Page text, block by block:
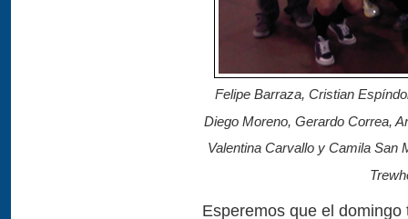
Felipe Barraza, Cristian
Diego Moreno, Gerardo Correa,
Valentina Carvallo y Camila San
Esperemos que el domingo